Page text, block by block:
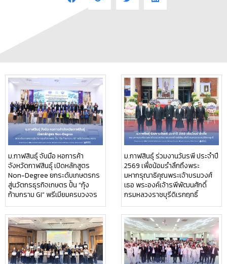
ม.กาฬสินธุ์ จับมือ หอการค้า
จังหวัดกาฬสินธุ์ เปิดหลักสูตร
Non-Degree ยกระดับเกษตรกร
สู่นวัตกรธุรกิจเกษตร ปั้น “กุ้ง
ก้ามกราม GI” พรีเมียมครบวงจร
ม.กาฬสินธุ์ ร่วมงานวันรพี ประจำปี
2569 เพื่อน้อมรำลึกถึงพระ
มหากรุณาธิคุณพระเจ้าบรมวงศ์
เธอ พระองค์เจ้ารพีพัฒนศักดิ์
กรมหลวงราชบุรีดิเรกฤทธิ์